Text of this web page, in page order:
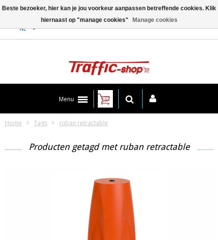
NL
Menu
Home Tags ruban retractable
Producten getagd met ruban retractable
Beste bezoeker, hier kan je jou voorkeur aanpassen betreffende cookies. Klik
hiernaast op "manage cookies"
Manage cookies